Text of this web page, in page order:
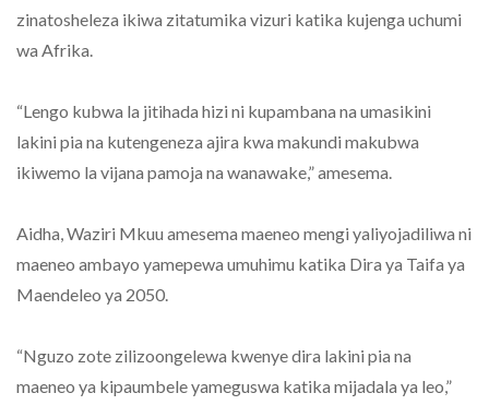
zinatosheleza ikiwa zitatumika vizuri katika kujenga uchumi
wa Afrika.
“Lengo kubwa la jitihada hizi ni kupambana na umasikini
lakini pia na kutengeneza ajira kwa makundi makubwa
ikiwemo la vijana pamoja na wanawake,” amesema.
Aidha, Waziri Mkuu amesema maeneo mengi yaliyojadiliwa ni
maeneo ambayo yamepewa umuhimu katika Dira ya Taifa ya
Maendeleo ya 2050.
“Nguzo zote zilizoongelewa kwenye dira lakini pia na
maeneo ya kipaumbele yameguswa katika mijadala ya leo,”